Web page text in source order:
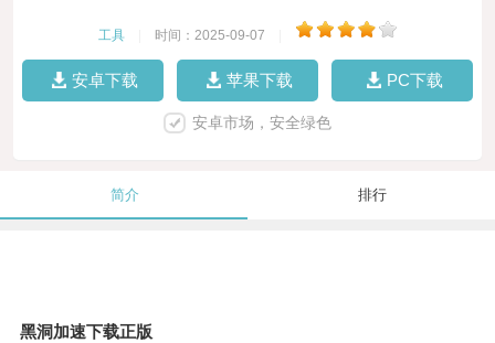
工具 时间：2025-09-07
安卓下载 苹果下载 PC下载
安卓市场，安全绿色
简介 排行
黑洞加速下载正版